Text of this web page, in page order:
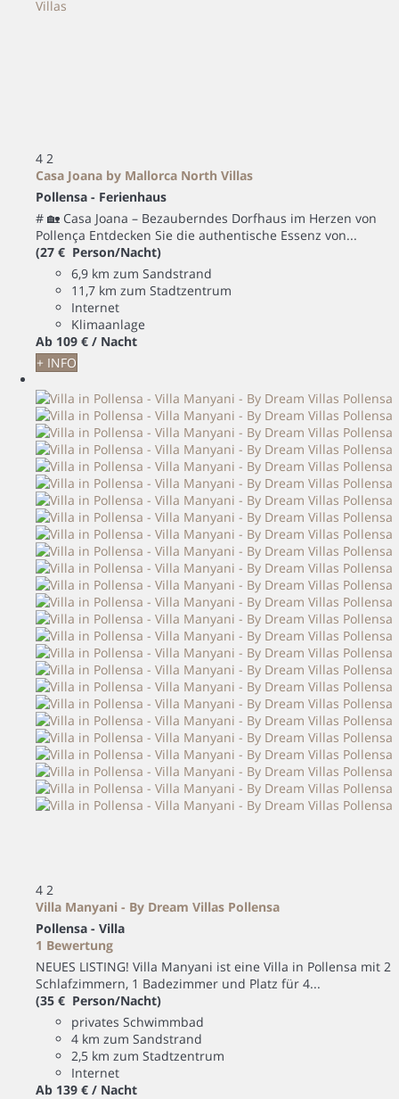
4 2
Casa Joana by Mallorca North Villas
Pollensa - Ferienhaus
# 🏡 Casa Joana – Bezauberndes Dorfhaus im Herzen von
Pollença Entdecken Sie die authentische Essenz von...
(27 € Person/Nacht)
6,9 km zum Sandstrand
11,7 km zum Stadtzentrum
Internet
Klimaanlage
Ab 109 € / Nacht
+ INFO
4 2
Villa Manyani - By Dream Villas Pollensa
Pollensa - Villa
1 Bewertung
NEUES LISTING! Villa Manyani ist eine Villa in Pollensa mit 2
Schlafzimmern, 1 Badezimmer und Platz für 4...
(35 € Person/Nacht)
privates Schwimmbad
4 km zum Sandstrand
2,5 km zum Stadtzentrum
Internet
Ab 139 € / Nacht